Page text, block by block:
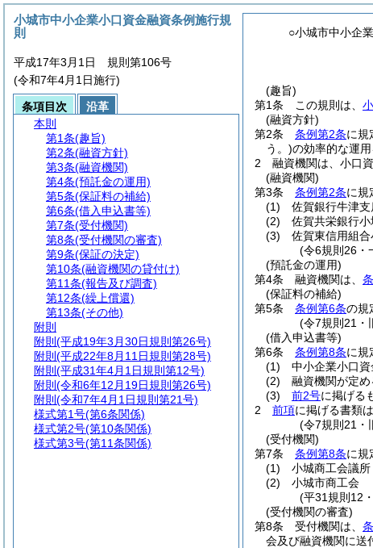
○小城市中小企
(趣旨)
第1条
この規則は、
(融資方針)
第2条
条例第2条に規
う。)の効率的な運
2
融資機関は、小口
(融資機関)
第3条
条例第2条に規
(1)
佐賀銀行牛津
(2)
佐賀共栄銀行
(3)
佐賀東信用組
(令6規則26・
(預託金の運用)
第4条
融資機関は、
(保証料の補給)
第5条
条例第6条の規
(令7規則21・
(借入申込書等)
第6条
条例第8条に規
(1)
中小企業小口
(2)
融資機関が定
(3)
前2号に掲げる
2
前項に掲げる書類
(令7規則21・
(受付機関)
第7条
条例第8条に規
(1)
小城商工会議所
(2)
小城市商工会
(平31規則12
(受付機関の審査)
第8条
受付機関は、
会及び融資機関に送
小城市中小企業小口資金融資条例施行規
則
平成17年3月1日 規則第106号
(令和7年4月1日施行)
条項目次
沿革
本則
第1条(趣旨)
第2条(融資方針)
第3条(融資機関)
第4条(預託金の運用)
第5条(保証料の補給)
第6条(借入申込書等)
第7条(受付機関)
第8条(受付機関の審査)
第9条(保証の決定)
第10条(融資機関の貸付け)
第11条(報告及び調査)
第12条(繰上償還)
第13条(その他)
附則
附則 (平成19年3月30日規則第26号)
附則 (平成22年8月11日規則第28号)
附則 (平成31年4月1日規則第12号)
附則 (令和6年12月19日規則第26号)
附則 (令和7年4月1日規則第21号)
様式第1号(第6条関係)
様式第2号(第10条関係)
様式第3号(第11条関係)